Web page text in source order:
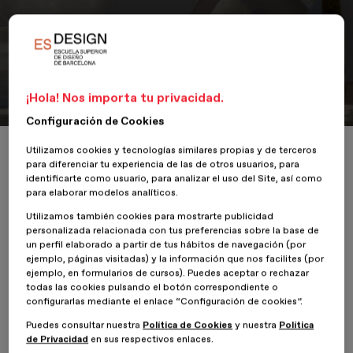
Portfolio
VALLCARCA
Inicio ESDESIGNERS VALLCARCA
6 Febrero 2023 Antonio Álvarez González
VALLCARCAes el proyecto de Antonio Álvarez González
alumno del Máster en Paisajismo del Entorno
Urbanode ESDESIGN.
Este trabajo nace de la necesidad real del barrio de Vallcarca, un
¡Hola! Nos importa tu privacidad.
Configuración de Cookies
Utilizamos cookies y tecnologías similares propias y de terceros
para diferenciar tu experiencia de las de otros usuarios, para
identificarte como usuario, para analizar el uso del Site, así como
para elaborar modelos analíticos.
Utilizamos también cookies para mostrarte publicidad
personalizada relacionada con tus preferencias sobre la base de
un perfil elaborado a partir de tus hábitos de navegación (por
ejemplo, páginas visitadas) y la información que nos facilites (por
ejemplo, en formularios de cursos). Puedes aceptar o rechazar
todas las cookies pulsando el botón correspondiente o
configurarlas mediante el enlace “Configuración de cookies”.
Puedes consultar nuestra Política de Cookies y nuestra Política
de Privacidad en sus respectivos enlaces.